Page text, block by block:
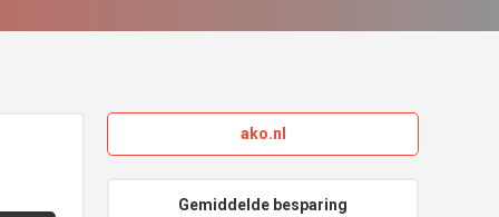
ako.nl
Gemiddelde besparing